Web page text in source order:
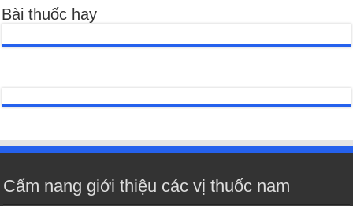
Bài thuốc hay
Cẩm nang giới thiệu các vị thuốc nam